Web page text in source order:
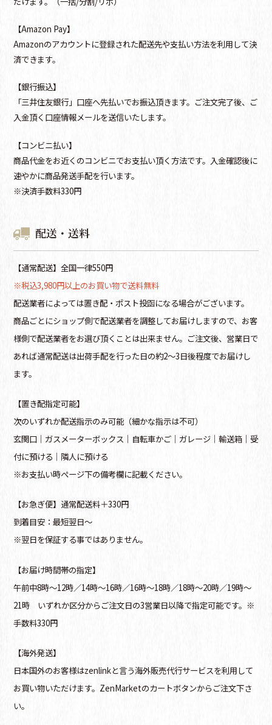
【Amazon Pay】
Amazonのアカウントに登録された配送先や支払い方法を利用して決
済できます。
【銀行振込】
「三井住友銀行」口座へ先払いでお振込頂きます。ご注文完了後、ご
入金頂く口座情報メールを送信いたします。
【コンビニ払い】
商品代金をお近くのコンビニでお支払い頂く方法です。入金確認後に
速やかに商品発送手配を行います。
※決済手数料330円
配送・送料
【通常配送】全国一律550円
※税込3,980円以上のお買い物で送料無料
配送業者によっては置き配・ポスト投函になる場合がございます。
商品ごとにショップ側で配送業者を調整してお届けしますので、お客
様側で配送業者をお選び頂くことは出来ません。ご注文後、営業日で
あれば通常配送は出荷手配を行った日の約2～3日後程度でお届けし
ます。
【置き配指定可能】
次のいずれか配送指示のみ可能（細かな指示は不可）
玄関口│ガスメーターボックス│自転車かご│ガレージ│輸送箱│受
付に預ける│隣人に預ける
※お支払い時ページ下の備考欄に記載ください。
【お急ぎ便】通常配送料＋330円
到着目安：最短翌日～
※翌日を保証する事ではありません。
【お届け時間帯の指定】
午前中8時～12時／14時～16時／16時～18時／18時～20時／19時～
21時 いずれか区分からご注文日の3営業日以降で指定可能です。※
手数料330円
【海外発送】
日本国外のお客様はzenlinkと言う海外販売代行サービスを利用して
お買い物いただけます。ZenMarketのカートボタンからご注文下さ
い。